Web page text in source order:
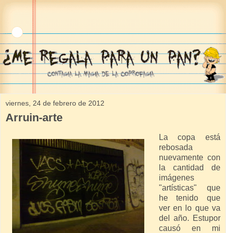
viernes, 24 de febrero de 2012
Arruin-arte
La copa está
rebosada
nuevamente con
la cantidad de
imágenes
"artísticas" que
he tenido que
ver en lo que va
del año. Estupor
causó en mi